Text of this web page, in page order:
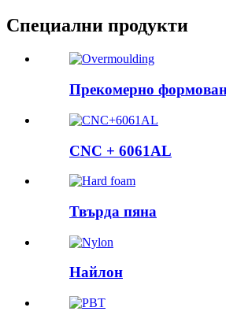
Специални продукти
Прекомерно
CNC + 6061AL
Твърда пяна
Найлон